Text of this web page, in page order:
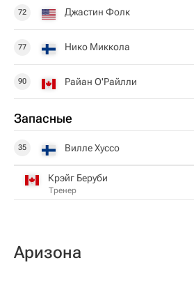
72 Джастин Фолк
77 Нико Миккола
90 Райан О'Райлли
Запасные
35 Вилле Хуссо
Крэйг Беруби
Тренер
Аризона